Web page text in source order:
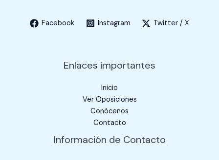
Facebook Instagram Twitter / X
Enlaces importantes
Inicio
Ver Oposiciones
Conócenos
Contacto
Información de Contacto